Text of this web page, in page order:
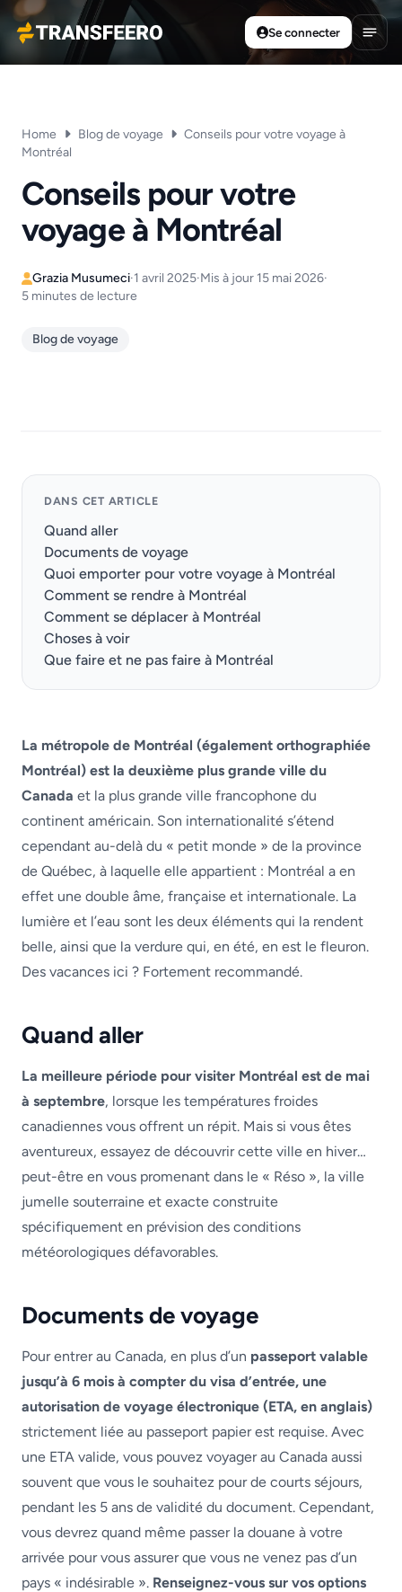
Transfeero
Se connecter
Home Blog de voyage
Conseils pour votre voyage à
Montréal
Conseils pour votre
voyage à Montréal
Grazia Musumeci·1 avril 2025·Mis à jour 15 mai 2026·
5 minutes de lecture
Blog de voyage
DANS CET ARTICLE
Quand aller
Documents de voyage
Quoi emporter pour votre voyage à Montréal
Comment se rendre à Montréal
Comment se déplacer à Montréal
Choses à voir
Que faire et ne pas faire à Montréal
La métropole de Montréal (également orthographiée
Montréal) est la deuxième plus grande ville du
Canada et la plus grande ville francophone du
continent américain. Son internationalité s’étend
cependant au-delà du « petit monde » de la province
de Québec, à laquelle elle appartient : Montréal a en
effet une double âme, française et internationale. La
lumière et l’eau sont les deux éléments qui la rendent
belle, ainsi que la verdure qui, en été, en est le fleuron.
Des vacances ici ? Fortement recommandé.
Quand aller
La meilleure période pour visiter Montréal est de mai
à septembre, lorsque les températures froides
canadiennes vous offrent un répit. Mais si vous êtes
aventureux, essayez de découvrir cette ville en hiver…
peut-être en vous promenant dans le « Réso », la ville
jumelle souterraine et exacte construite
spécifiquement en prévision des conditions
météorologiques défavorables.
Documents de voyage
Pour entrer au Canada, en plus d’un passeport valable
jusqu’à 6 mois à compter du visa d’entrée, une
autorisation de voyage électronique (ETA, en anglais)
strictement liée au passeport papier est requise. Avec
une ETA valide, vous pouvez voyager au Canada aussi
souvent que vous le souhaitez pour de courts séjours,
pendant les 5 ans de validité du document. Cependant,
vous devrez quand même passer la douane à votre
arrivée pour vous assurer que vous ne venez pas d’un
pays « indésirable ». Renseignez-vous sur vos options